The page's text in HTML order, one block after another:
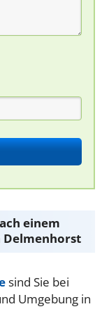
einem
sind Sie bei
Umgebung in